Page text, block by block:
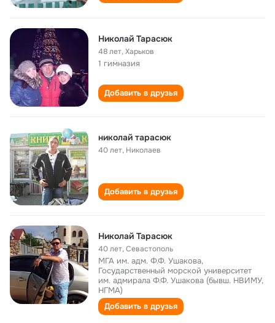
Николай Тарасюк
48 лет,Харьков
1 гимназия
Добавить в друзья
николай тарасюк
40 лет, Николаев
Добавить в друзья
Николай Тарасюк
40 лет,Севастополь
МГА им. адм. Ф.Ф. Ушакова,
Государственный морской университет
им. адмирала Ф.Ф. Ушакова (бывш. НВИМУ,
НГМА)
Добавить в друзья